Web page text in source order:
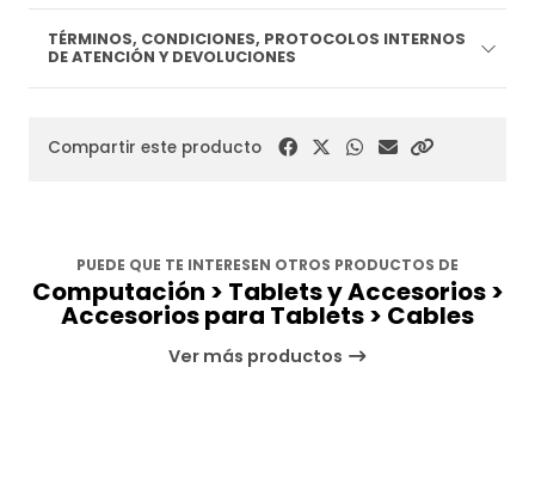
TÉRMINOS, CONDICIONES, PROTOCOLOS INTERNOS
DE ATENCIÓN Y DEVOLUCIONES
Compartir este producto
PUEDE QUE TE INTERESEN OTROS PRODUCTOS DE
Computación > Tablets y Accesorios >
Accesorios para Tablets > Cables
Ver más productos